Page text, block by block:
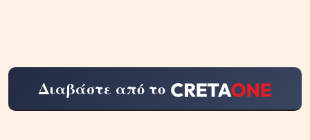
Διαβάστε από το